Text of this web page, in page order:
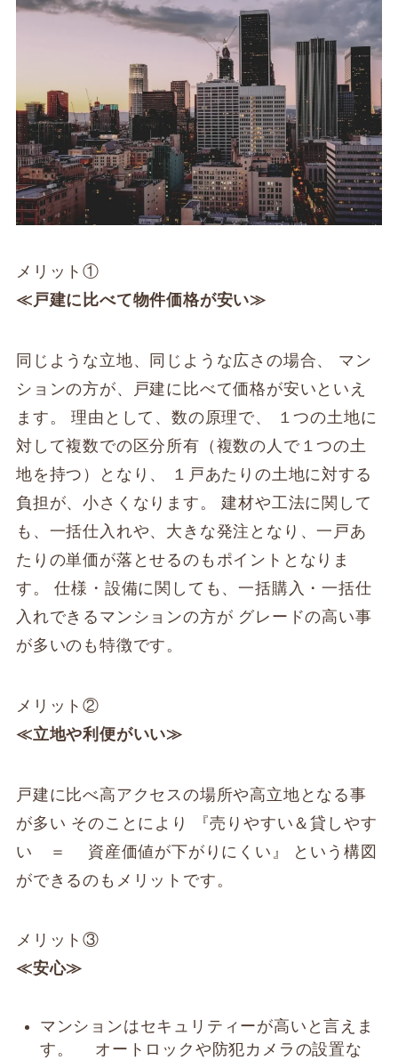
メリット①
≪戸建に比べて物件価格が安い≫
同じような立地、同じような広さの場合、 マン
ションの方が、戸建に比べて価格が安いといえ
ます。 理由として、数の原理で、 １つの土地に
対して複数での区分所有（複数の人で１つの土
地を持つ）となり、 １戸あたりの土地に対する
負担が、小さくなります。 建材や工法に関して
も、一括仕入れや、大きな発注となり、一戸あ
たりの単価が落とせるのもポイントとなりま
す。 仕様・設備に関しても、一括購入・一括仕
入れできるマンションの方が グレードの高い事
が多いのも特徴です。
メリット②
≪立地や利便がいい≫
戸建に比べ高アクセスの場所や高立地となる事
が多い そのことにより 『売りやすい＆貸しやす
い ＝ 資産価値が下がりにくい』 という構図
ができるのもメリットです。
メリット③
≪安心≫
マンションはセキュリティーが高いと言えま
す。 オートロックや防犯カメラの設置な